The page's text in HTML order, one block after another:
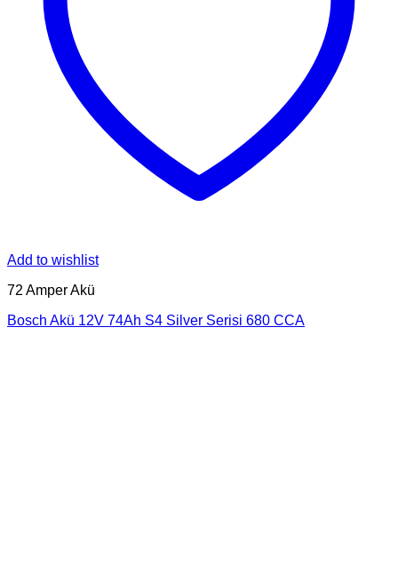
Add to wishlist
72 Amper Akü
Bosch Akü 12V 74Ah S4 Silver Serisi 680 CCA